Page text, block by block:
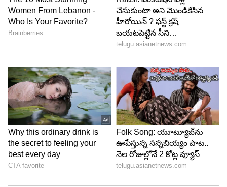
4
Image Credit :Getty
తుల రాశి..
జులై నెల తుల రాశివారికి చాలా బాగుంటుంది.ఈ నెల వీరికి